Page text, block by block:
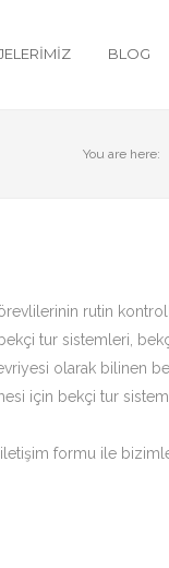
BLOG
You are here:
rutin
tur sistemleri,
olarak bilinen
için bekçi tur
formu ile